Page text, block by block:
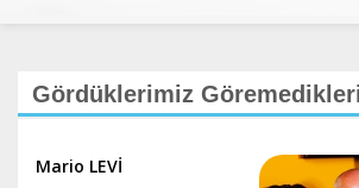
Gördüklerimiz
Mario LEVİ